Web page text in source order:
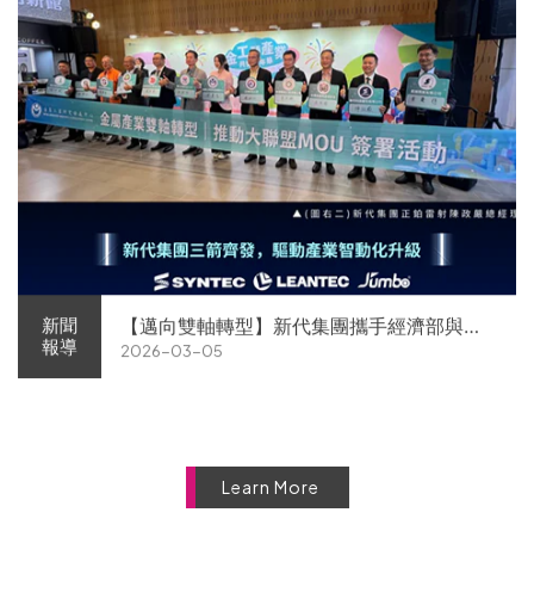
新聞
報導
【邁向雙軸轉型】新代集團攜手經濟部與金
屬中心簽署MOU 領航 AI機器人智慧智造
2026-03-05
Learn More